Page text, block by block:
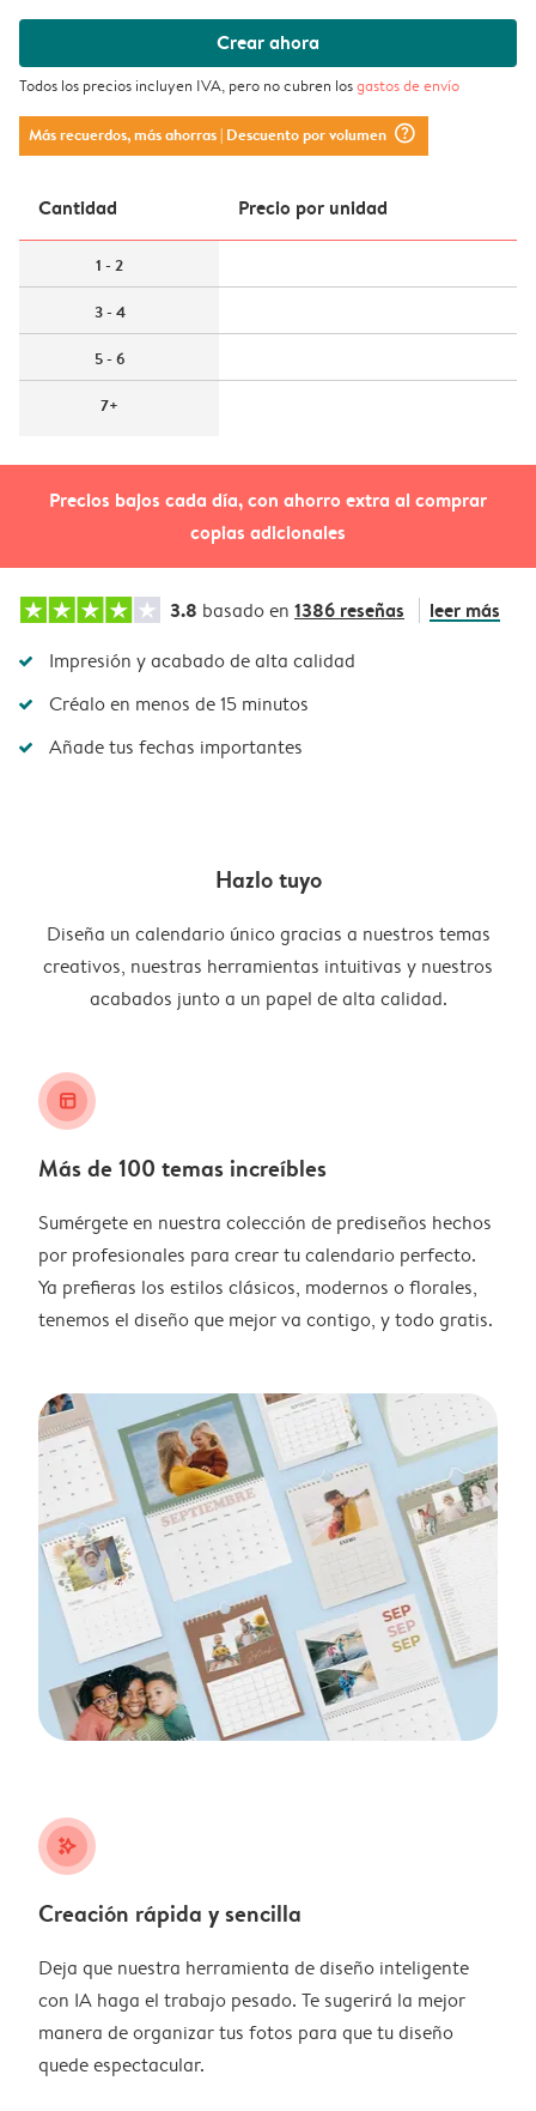
Precios bajos cada día, con ahorro extra al comprar
copias adicionales
Crear ahora
Todos los precios incluyen IVA, pero no cubren losgastos de envío
Más recuerdos, más ahorras| Descuento por volumen question_mark_circle
Cantidad Precio por unidad
1 - 2
3 - 4
5 - 6
7+
3.8 basado en 1386 reseñas leer más
Impresión y acabado de alta calidad
Créalo en menos de 15 minutos
Añade tus fechas importantes
Hazlo tuyo
Diseña un calendario único gracias a nuestros temas
creativos, nuestras herramientas intuitivas y nuestros
acabados junto a un papel de alta calidad.
layout_alt
Más de 100 temas increíbles
Sumérgete en nuestra colección de prediseños hechos
por profesionales para crear tu calendario perfecto.
Ya prefieras los estilos clásicos, modernos o florales,
tenemos el diseño que mejor va contigo, y todo gratis.
stars_plus
Creación rápida y sencilla
Deja que nuestra herramienta de diseño inteligente
con IA haga el trabajo pesado. Te sugerirá la mejor
manera de organizar tus fotos para que tu diseño
quede espectacular.